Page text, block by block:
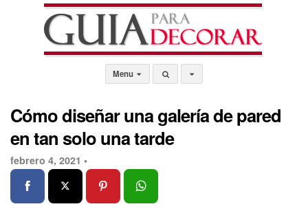
Menu
Cómo diseñar una galería de pared
en tan solo una tarde
febrero 4, 2021 •